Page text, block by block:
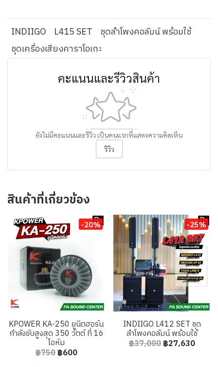
INDIIGO L415 SET ชุดลำโพงคอลัมน์ พร้อมใช้
ชุดเครื่องเสียงคาราโอเกะ
คะแนนและรีวิวสินค้า
ยังไม่มีคะแนนและรีวิว เป็นคนแรกที่แสดงความคิดเห็น
รีวิว
สินค้าที่เกี่ยวข้อง
-20%
KPOWER KA-250 ยูนิตฮอร์น
กำลังขับสูงสุด 350 วัตต์ ที่ 16
โอห์ม
฿750 ฿600
-25%
INDIIGO L412 SET ชุด
ลำโพงคอลัมน์ พร้อมใช้
฿37,000 ฿27,630